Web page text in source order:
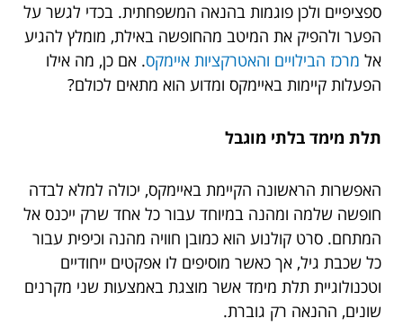
ספציפיים ולכן פוגמות בהנאה המשפחתית. בכדי לגשר על
הפער ולהפיק את המיטב מהחופשה באילת, מומלץ להגיע
אל מרכז הבילויים והאטרקציות איימקס. אם כן, מה אילו
הפעלות קיימות באיימקס ומדוע הוא מתאים לכולם?
תלת מימד בלתי מוגבל
האפשרות הראשונה הקיימת באיימקס, יכולה למלא לבדה
חופשה שלמה ומהנה במיוחד עבור כל אחד שרק ייכנס אל
המתחם. סרט קולנוע הוא כמובן חוויה מהנה וכיפית עבור
כל שכבת גיל, אך כאשר מוסיפים לו אפקטים ייחודיים
וטכנולוגיית תלת מימד אשר מוצגת באמצעות שני מקרנים
שונים, ההנאה רק גוברת.